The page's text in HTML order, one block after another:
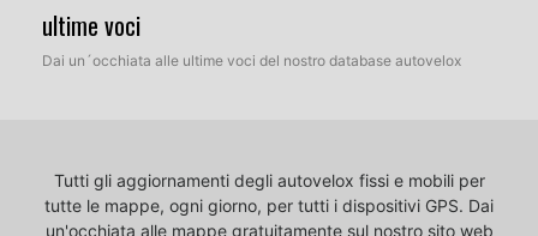
ultime voci
Dai un´occhiata alle ultime voci del nostro database autovelox
Tutti gli aggiornamenti degli autovelox fissi e mobili per
tutte le mappe, ogni giorno, per tutti i dispositivi GPS. Dai
un'occhiata alle mappe gratuitamente sul nostro sito web